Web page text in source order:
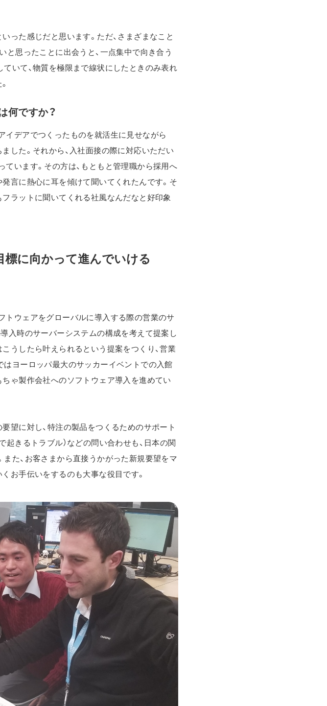
った感じだと思います。ただ、さまざまなこと
と思ったことに出会うと、一点集中で向き合う
いて、物質を極限まで線状にしたときのみ表れ
何ですか？
イデアでつくったものを就活生に見せながら
した。それから、入社面接の際に対応いただい
います。その方は、もともと管理職から採用へ
言に熱心に耳を傾けて聞いてくれたんです。そ
ラットに聞いてくれる社風なんだなと好印象
標に向かって進んでいける
トウェアをグローバルに導入する際の営業のサ
入時のサーバーシステムの構成を考えて提案し
うしたら叶えられるという提案をつくり、営業
ヨーロッパ最大のサッカーイベントでの入館
ゃ製作会社へのソフトウェア導入を進めてい
望に対し、特注の製品をつくるためのサポート
起きるトラブル）などの問い合わせも、日本の関
た、お客さまから直接うかがった新規要望をマ
お手伝いをするのも大事な役目です。